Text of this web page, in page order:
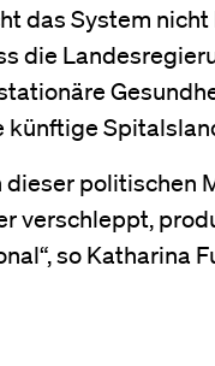
das System
die
künftige
dieser politischen
verschleppt,
so Katharina